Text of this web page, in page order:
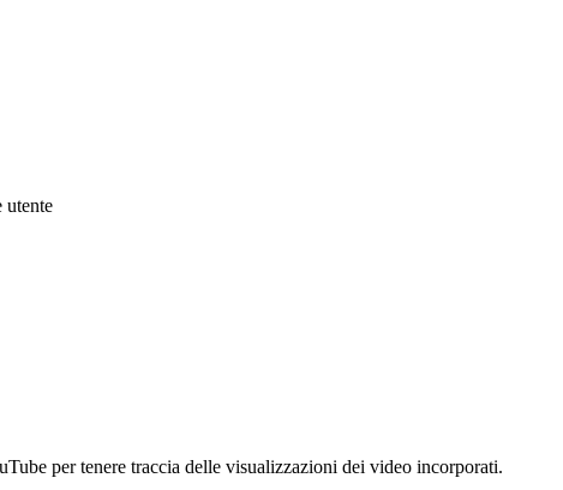
utente
per tenere traccia delle visualizzazioni dei video incorporati.